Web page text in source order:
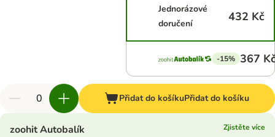
Jednorázové
doručení
432 Kč
-15% 367
Přidat do košíkuPřidat do košíku
zoohit Autobalík
Zjistěte více